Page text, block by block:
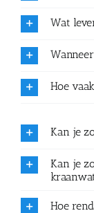
Wat
Hoe
Kan je
Kan je
Hoe